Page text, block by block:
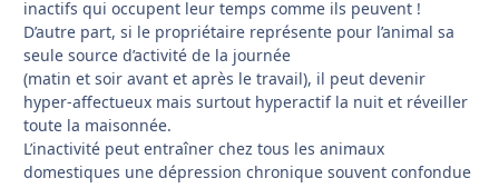
inactifs qui occupent leur temps comme ils peuvent !
D’autre part, si le propriétaire représente pour l’animal sa
seule source d’activité de la journée
(matin et soir avant et après le travail), il peut devenir
hyper-affectueux mais surtout hyperactif la nuit et réveiller
toute la maisonnée.
L’inactivité peut entraîner chez tous les animaux
domestiques une dépression chronique souvent confondue